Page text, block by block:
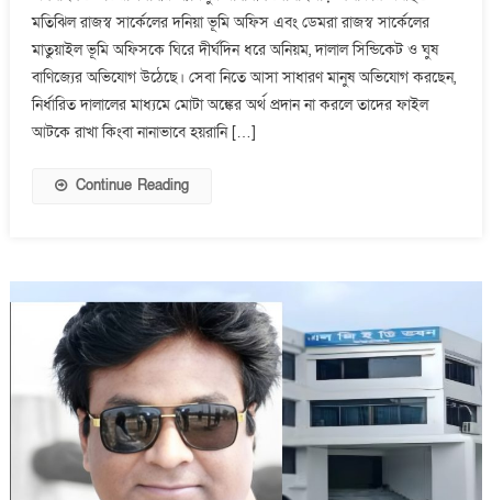
মাতুয়াইল
ভূমি
অফিসে
দালালচক্রের
দৌরাত্ম্য
মতিঝিল রাজস্ব সার্কেলের দনিয়া ভূমি অফিস এবং ডেমরা রাজস্ব সার্কেলের
মাতুয়াইল ভূমি অফিসকে ঘিরে দীর্ঘদিন ধরে অনিয়ম, দালাল সিন্ডিকেট ও ঘুষ
বাণিজ্যের অভিযোগ উঠেছে। সেবা নিতে আসা সাধারণ মানুষ অভিযোগ করছেন,
নির্ধারিত দালালের মাধ্যমে মোটা অঙ্কের অর্থ প্রদান না করলে তাদের ফাইল
আটকে রাখা কিংবা নানাভাবে হয়রানি […]
Continue Reading